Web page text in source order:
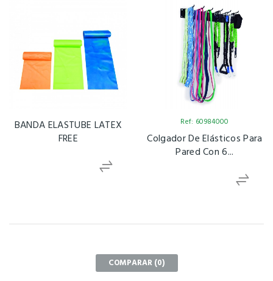
BANDA ELASTUBE LATEX
FREE
Ref: 60984000
Colgador De Elásticos Para
Pared Con 6...
COMPARAR (0)